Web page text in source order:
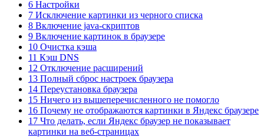
6 Настройки
7 Исключение картинки из черного списка
8 Включение java-скриптов
9 Включение картинок в браузере
10 Очистка кэша
11 Кэш DNS
12 Отключение расширений
13 Полный сброс настроек браузера
14 Переустановка браузера
15 Ничего из вышеперечисленного не помогло
16 Почему не отображаются картинки в Яндекс браузере
17 Что делать, если Яндекс браузер не показывает
картинки на веб-страницах